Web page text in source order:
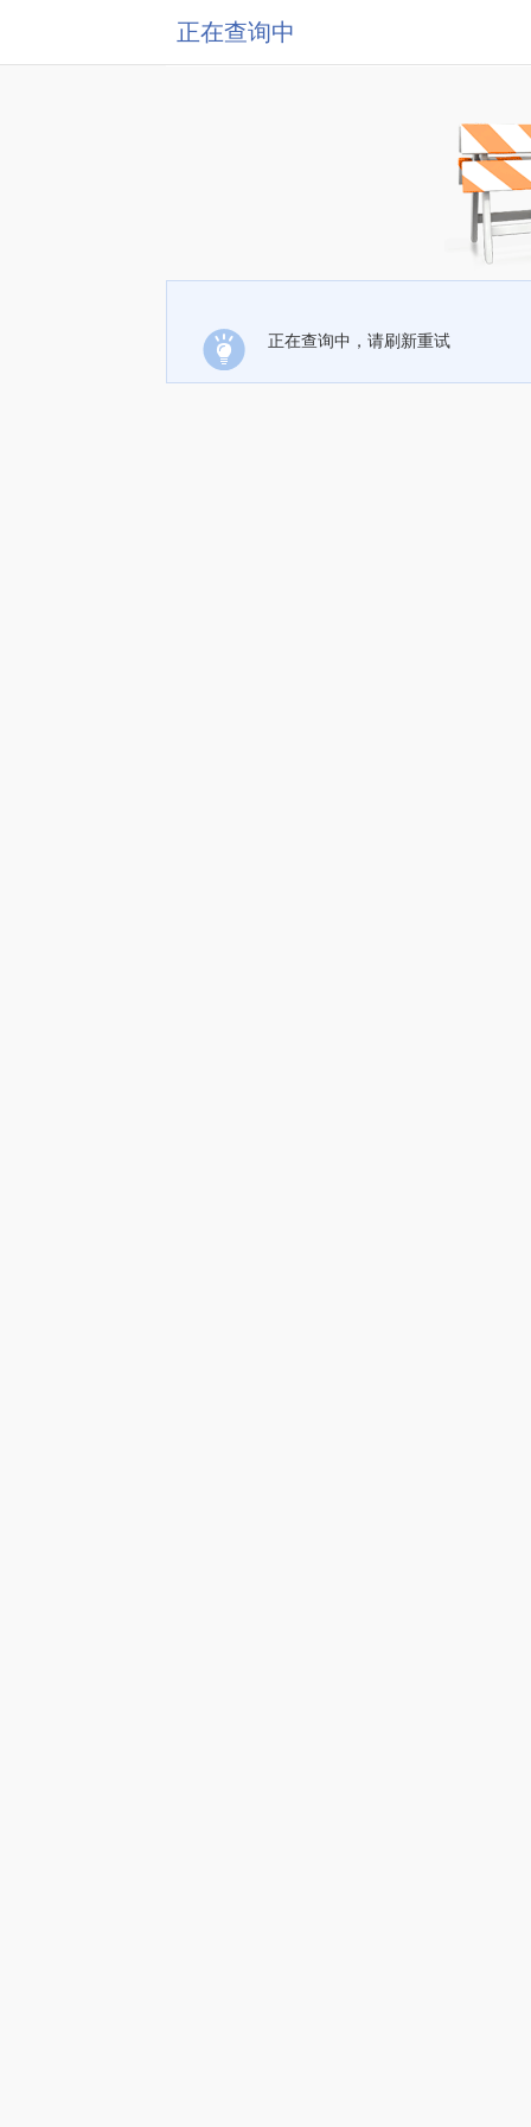
正在查询中
正在查询中，请刷新重试